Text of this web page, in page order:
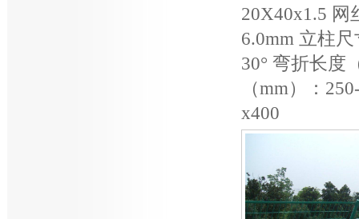
20X40x1.5 网
6.0mm 立柱
30° 弯折长度
（mm）：
x400